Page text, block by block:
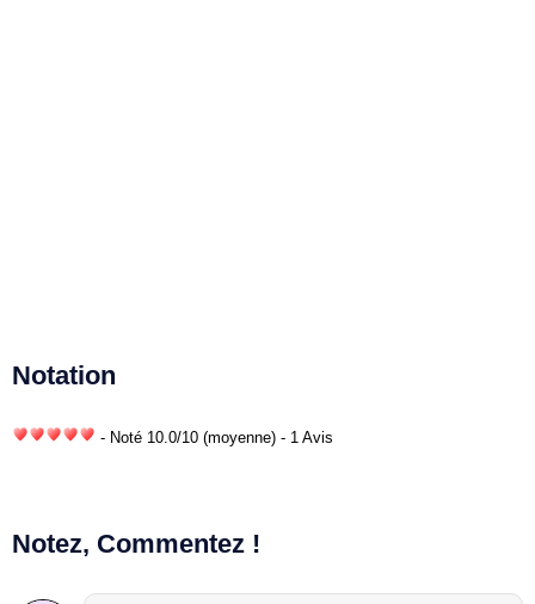
Notation
- Noté 10.0/10 (moyenne) - 1 Avis
Notez, Commentez !